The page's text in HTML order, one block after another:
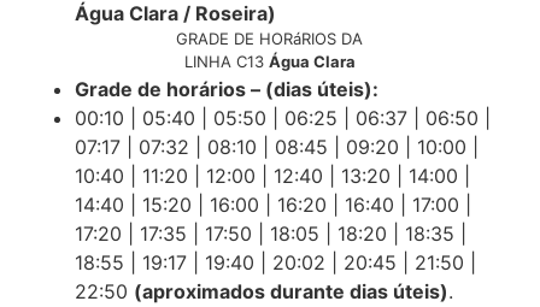
Água Clara / Roseira)
GRADE DE HORáRIOS DA
LINHA C13 Água Clara
Grade de horários – (dias úteis):
00:10 | 05:40 | 05:50 | 06:25 | 06:37 | 06:50 |
07:17 | 07:32 | 08:10 | 08:45 | 09:20 | 10:00 |
10:40 | 11:20 | 12:00 | 12:40 | 13:20 | 14:00 |
14:40 | 15:20 | 16:00 | 16:20 | 16:40 | 17:00 |
17:20 | 17:35 | 17:50 | 18:05 | 18:20 | 18:35 |
18:55 | 19:17 | 19:40 | 20:02 | 20:45 | 21:50 |
22:50 (aproximados durante dias úteis).